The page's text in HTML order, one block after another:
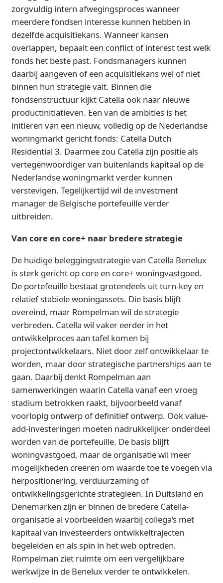
zorgvuldig intern afwegingsproces wanneer
meerdere fondsen interesse kunnen hebben in
dezelfde acquisitiekans. Wanneer kansen
overlappen, bepaalt een conflict of interest test welk
fonds het beste past. Fondsmanagers kunnen
daarbij aangeven of een acquisitiekans wel of niet
binnen hun strategie valt. Binnen die
fondsenstructuur kijkt Catella ook naar nieuwe
productinitiatieven. Een van de ambities is het
initiëren van een nieuw, volledig op de Nederlandse
woningmarkt gericht fonds: Catella Dutch
Residential 3. Daarmee zou Catella zijn positie als
vertegenwoordiger van buitenlands kapitaal op de
Nederlandse woningmarkt verder kunnen
verstevigen. Tegelijkertijd wil de investment
manager de Belgische portefeuille verder
uitbreiden.
Van core en core+ naar bredere strategie
De huidige beleggingsstrategie van Catella Benelux
is sterk gericht op core en core+ woningvastgoed.
De portefeuille bestaat grotendeels uit turn-key en
relatief stabiele woningassets. Die basis blijft
overeind, maar Rompelman wil de strategie
verbreden. Catella wil vaker eerder in het
ontwikkelproces aan tafel komen bij
projectontwikkelaars. Niet door zelf ontwikkelaar te
worden, maar door strategische partnerships aan te
gaan. Daarbij denkt Rompelman aan
samenwerkingen waarin Catella vanaf een vroeg
stadium betrokken raakt, bijvoorbeeld vanaf
voorlopig ontwerp of definitief ontwerp. Ook value-
add-investeringen moeten nadrukkelijker onderdeel
worden van de portefeuille. De basis blijft
woningvastgoed, maar de organisatie wil meer
mogelijkheden creëren om waarde toe te voegen via
herpositionering, verduurzaming of
ontwikkelingsgerichte strategieën. In Duitsland en
Denemarken zijn er binnen de bredere Catella-
organisatie al voorbeelden waarbij collega’s met
kapitaal van investeerders ontwikkeltrajecten
begeleiden en als spin in het web optreden.
Rompelman ziet ruimte om een vergelijkbare
werkwijze in de Benelux verder te ontwikkelen.